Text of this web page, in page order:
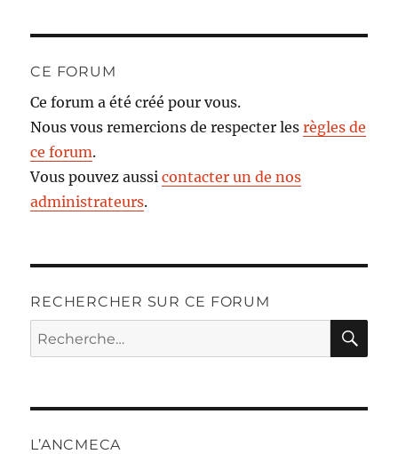
CE FORUM
Ce forum a été créé pour vous.
Nous vous remercions de respecter lesrègles de
ce forum.
Vous pouvez aussicontacter un de nos
administrateurs.
RECHERCHER SUR CE FORUM
Recherche
pour :
L’ANCMECA